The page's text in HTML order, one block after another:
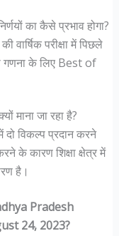
का कैसे प्रभाव होगा?
परीक्षा में पिछले
गणना के लिए Best of
माना जा रहा है?
दो विकल्प प्रदान करने
के कारण शिक्षा क्षेत्र में
है।
Pradesh
24, 2023?